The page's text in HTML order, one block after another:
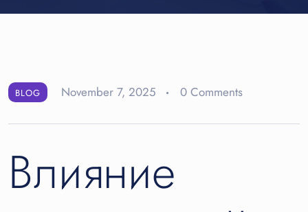
BLOG November 7, 2025 0 Comments
Влияние